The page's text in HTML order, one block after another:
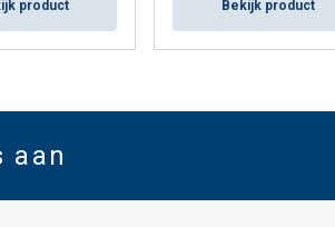
product Bekijk product
aan